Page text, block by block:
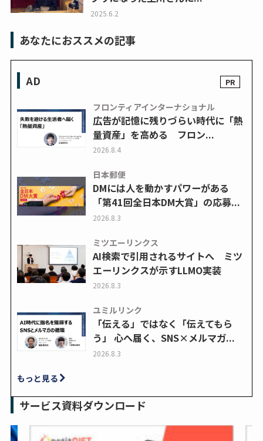
2025.6.2
あなたにおススメの記事
AD
フロンティアインターナショナル
広告が記憶に残りづらい時代に「熱
量資産」を高める フロン...
2026.8.4
日本郵便
DMには人を動かすパワーがある
「第41回全日本DM大賞」の応募...
2026.8.3
ミツエーリンクス
AI検索で引用されるサイトへ ミツ
エーリンクスが示すLLMO実装
2026.8.3
ユミルリンク
「伝える」ではなく「伝えてもら
う」 心へ届く、SNS×メルマガ...
2026.8.3
もっと見る
サービス資料ダウンロード